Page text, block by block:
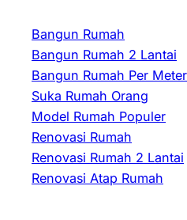
Bangun Rumah
Bangun Rumah 2 Lantai
Bangun Rumah Per Meter
Suka Rumah Orang
Model Rumah Populer
Renovasi Rumah
Renovasi Rumah 2 Lantai
Renovasi Atap Rumah